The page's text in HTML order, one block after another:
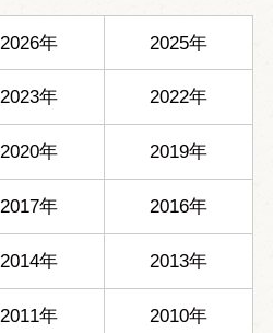
2026年 2025年
2023年 2022年
2020年 2019年
2017年 2016年
2014年 2013年
2011年 2010年